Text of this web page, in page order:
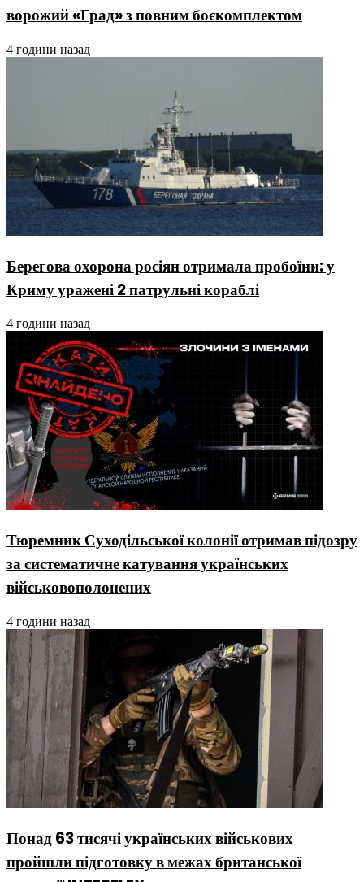
ворожий «Град» з повним боєкомплектом
4 години назад
Берегова охорона росіян отримала пробоїни: у
Криму уражені 2 патрульні кораблі
4 години назад
Тюремник Суходільської колонії отримав підозру
за систематичне катування українських
військовополонених
4 години назад
Понад 63 тисячі українських військових
пройшли підготовку в межах британської